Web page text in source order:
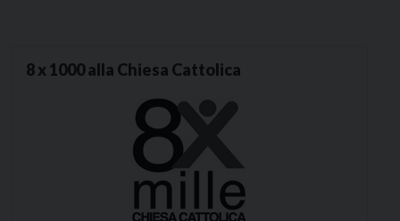
8 x 1000 alla Chiesa Cattolica